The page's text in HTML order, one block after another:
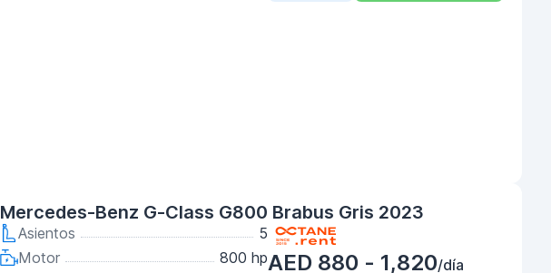
Mercedes-Benz G-Class G800 Brabus Gris 2023
Asientos
5
Motor
800 hpAED 880 - 1,820/día